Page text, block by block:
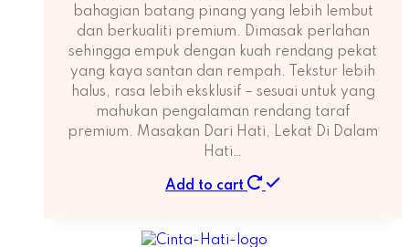
bahagian batang pinang yang lebih lembut
dan berkualiti premium. Dimasak perlahan
sehingga empuk dengan kuah rendang pekat
yang kaya santan dan rempah. Tekstur lebih
halus, rasa lebih eksklusif – sesuai untuk yang
mahukan pengalaman rendang taraf
premium. Masakan Dari Hati, Lekat Di Dalam
Hati…
Add to cart